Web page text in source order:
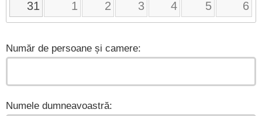
31
1 2 3 4 5 6
Număr de persoane și camere:
Numele dumneavoastră: